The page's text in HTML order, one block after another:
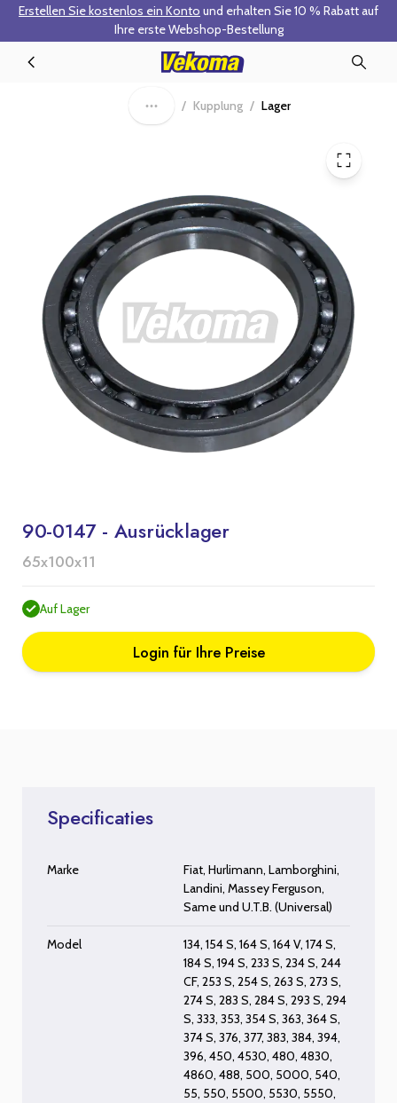
Zum Hauptinhalt springen
Erstellen Sie kostenlos ein Konto und erhalten Sie 10 % Rabatt auf
Ihre erste Webshop-Bestellung
90-0147 - Ausrücklager
/ Kupplung / Lager
90-0147 - Ausrücklager
65x100x11
Auf Lager
Login für Ihre Preise
Specificaties
Marke Fiat,Hurlimann,Lamborghini,
Landini,Massey Ferguson,
SameundU.T.B. (Universal)
Model 134,154 S,164 S,164 V,174 S,
184 S,194 S,233 S,234 S,244
CF,253 S,254 S,263 S,273 S,
274 S,283 S,284 S,293 S,294
S,333,353,354 S,363,364 S,
374 S,376,377,383,384,394,
396,450,4530,480,4830,
4860,488, 500, 5000, 540,
55, 550, 5500, 5530, 5550,